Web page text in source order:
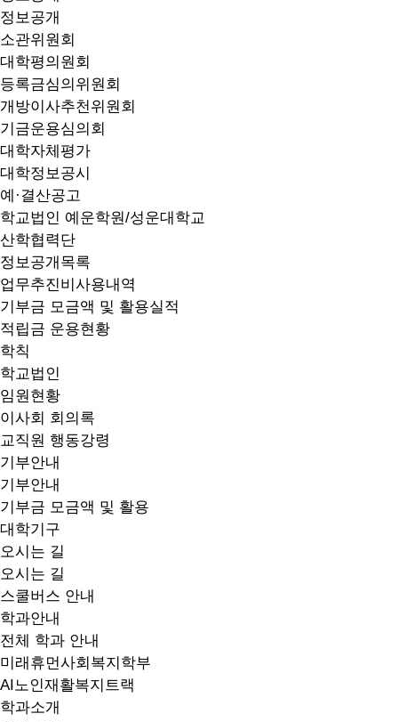
정보공개
소관위원회
대학평의원회
등록금심의위원회
개방이사추천위원회
기금운용심의회
대학자체평가
대학정보공시
예·결산공고
학교법인 예운학원/성운대학교
산학협력단
정보공개목록
업무추진비사용내역
기부금 모금액 및 활용실적
적립금 운용현황
학칙
학교법인
임원현황
이사회 회의록
교직원 행동강령
기부안내
기부안내
기부금 모금액 및 활용
대학기구
오시는 길
오시는 길
스쿨버스 안내
학과안내
전체 학과 안내
미래휴먼사회복지학부
AI노인재활복지트랙
학과소개